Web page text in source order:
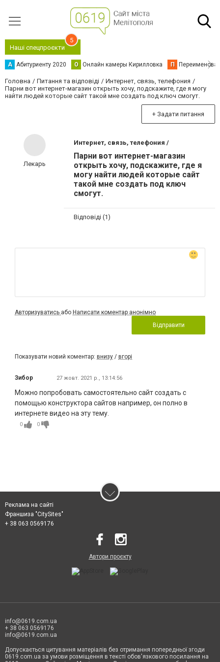
Наші спецпроєкти
5
А Абитуриенту 2020 О Онлайн камеры Кирилловка П
Головна Питання та відповіді
Интернет, связь, телефония
Парни вот интернет-магазин открыть хочу, подскажите, где я могу
найти людей которые сайт такой мне создать под ключ смогут.
+ Задати питання
Лекарь
Интернет, связь, телефония /
Парни вот интернет-магазин
открыть хочу, подскажите, где я
могу найти людей которые сайт
такой мне создать под ключ
смогут.
Відповіді (1)
Авторизуватись або Написати коментар анонімно
Відправити
Показувати новий коментар: внизу / вгорі
Зибор 27 жовт. 2021 р., 13:14:56
Можно попробовать самостоятельно сайт создать с
помощью конструктора сайтов например, он полно в
интернете видео на эту тему.
0 0
Реклама на сайті
Франшиза "CitySites"
+ 38 063 0569176
Автори проєкту
info@0619.com.ua
+ 38 063 0569176
info@0619.com.ua
Допускається цитування матеріалів без отримання попередньої згоди
0619.com.ua за умови розміщення в тексті обов'язкового посилання на